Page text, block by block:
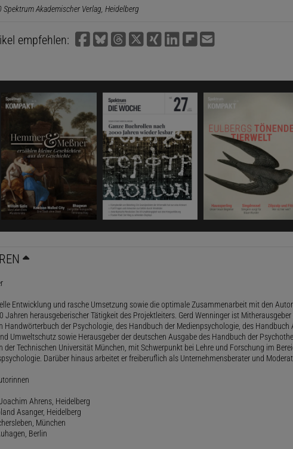
Akademischer Verlag, Heidelberg
empfehlen:
Entwicklung und rasche Umsetzung sowie die optimale Zusammenarbeit mit den
Jahren herausgeberischer Tätigkeit des Projektleiters. Gerd Wenninger ist Mitherausgeber
Handwörterbuch der Psychologie, des Handbuch der Medienpsychologie, des Handbuch
Umweltschutz sowie Herausgeber der deutschen Ausgabe des Handbuch der
der Technischen Universität München, mit Schwerpunkt bei Lehre und Forschung im
Darüber hinaus arbeitet er freiberuflich als Unternehmensberater und
Ahrens, Heidelberg
Asanger, Heidelberg
München
Berlin